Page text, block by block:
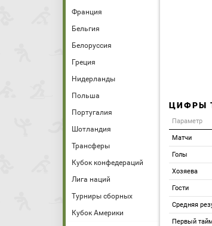
Франция
Бельгия
Белоруссия
Греция
Нидерланды
Польша
Португалия
Шотландия
Трансферы
Кубок конфедераций
Лига наций
Турниры сборных
Кубок Америки
ЦИФРЫ
Параметр
Матчи
Голы
Хозяева
Гости
Средняя
Первый